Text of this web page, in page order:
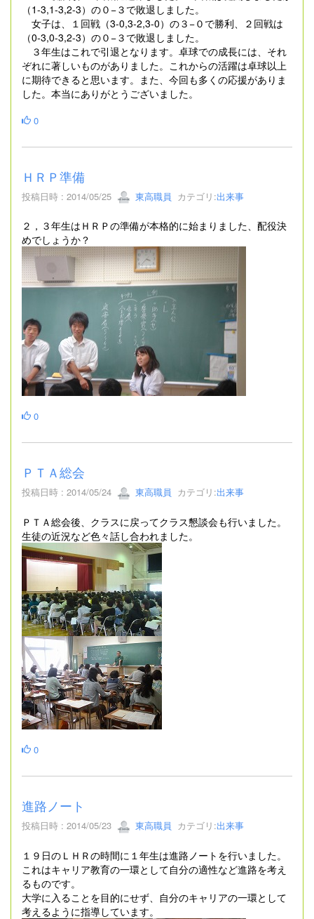
（1-3,1-3,2-3）の０−３で敗退しました。
女子は、１回戦（3-0,3-2,3-0）の３−０で勝利、２回戦は
（0-3,0-3,2-3）の０−３で敗退しました。
３年生はこれで引退となります。卓球での成長には、それ
ぞれに著しいものがありました。これからの活躍は卓球以上
に期待できると思います。また、今回も多くの応援がありま
した。本当にありがとうございました。
0
ＨＲＰ準備
投稿日時 : 2014/05/25 東高職員 カテゴリ:出来事
２，３年生はＨＲＰの準備が本格的に始まりました、配役決
めでしょうか？
0
ＰＴＡ総会
投稿日時 : 2014/05/24 東高職員 カテゴリ:出来事
ＰＴＡ総会後、クラスに戻ってクラス懇談会も行いました。
生徒の近況など色々話し合われました。
0
進路ノート
投稿日時 : 2014/05/23 東高職員 カテゴリ:出来事
１９日のＬＨＲの時間に１年生は進路ノートを行いました。
これはキャリア教育の一環として自分の適性など進路を考え
るものです。
大学に入ることを目的にせず、自分のキャリアの一環として
考えるように指導しています。